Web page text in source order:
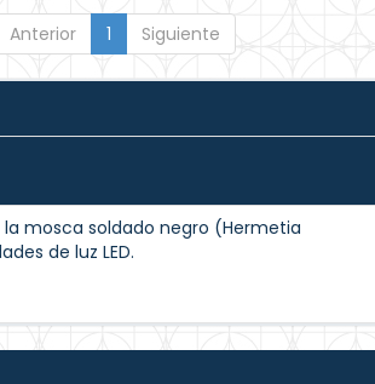
Anterior 1 Siguiente
mosca soldado negro (Hermetia
de luz LED.